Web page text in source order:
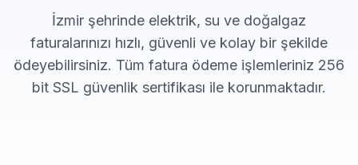
İzmir şehrinde elektrik, su ve doğalgaz
faturalarınızı hızlı, güvenli ve kolay bir şekilde
ödeyebilirsiniz. Tüm fatura ödeme işlemleriniz 256
bit SSL güvenlik sertifikası ile korunmaktadır.